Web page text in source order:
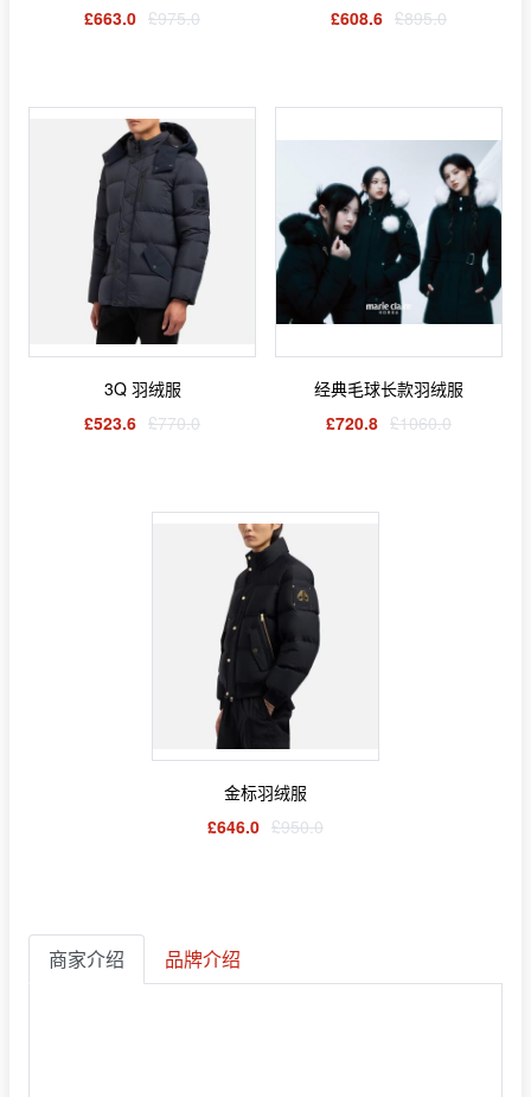
£663.0 £975.0
£608.6 £895.0
3Q 羽绒服
£523.6 £770.0
经典毛球长款羽绒服
£720.8 £1060.0
金标羽绒服
£646.0 £950.0
商家介绍 品牌介绍